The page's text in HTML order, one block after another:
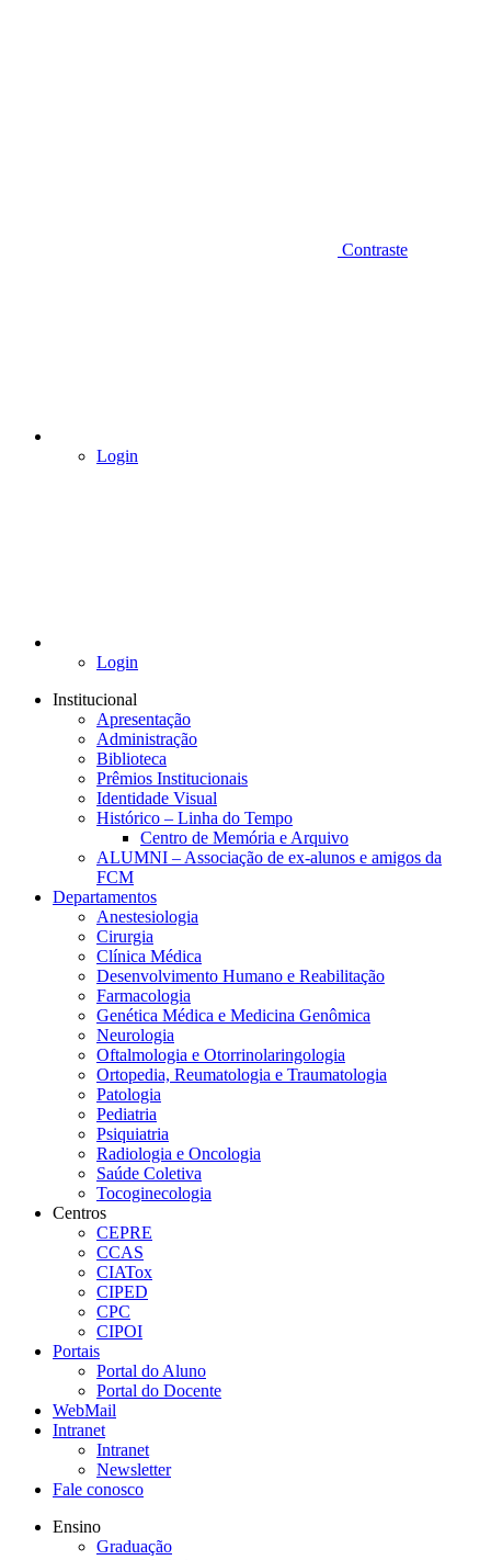
Contraste
Login
Login
Institucional
Apresentação
Administração
Biblioteca
Prêmios Institucionais
Identidade Visual
Histórico – Linha do Tempo
Centro de Memória e Arquivo
ALUMNI – Associação de ex-alunos e amigos da
FCM
Departamentos
Anestesiologia
Cirurgia
Clínica Médica
Desenvolvimento Humano e Reabilitação
Farmacologia
Genética Médica e Medicina Genômica
Neurologia
Oftalmologia e Otorrinolaringologia
Ortopedia, Reumatologia e Traumatologia
Patologia
Pediatria
Psiquiatria
Radiologia e Oncologia
Saúde Coletiva
Tocoginecologia
Centros
CEPRE
CCAS
CIATox
CIPED
CPC
CIPOI
Portais
Portal do Aluno
Portal do Docente
WebMail
Intranet
Intranet
Newsletter
Fale conosco
Ensino
Graduação